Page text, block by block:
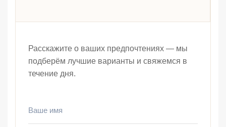
Расскажите о ваших предпочтениях — мы
подберём лучшие варианты и свяжемся в
течение дня.